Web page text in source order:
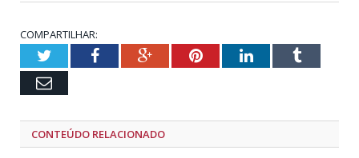
COMPARTILHAR:
TwitterFacebookGoogle+PinterestLinkedInTumblr
Email
CONTEÚDO RELACIONADO